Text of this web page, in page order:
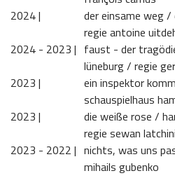
2024 |
der einsame weg
regie antoine
2024 - 2023 | faust - der
lüneburg / regie
2023 |
ein inspektor
schauspielhaus
2023 |
die weiße rose /
regie sewan
2023 - 2022 | nichts, was uns
mihails gubenko